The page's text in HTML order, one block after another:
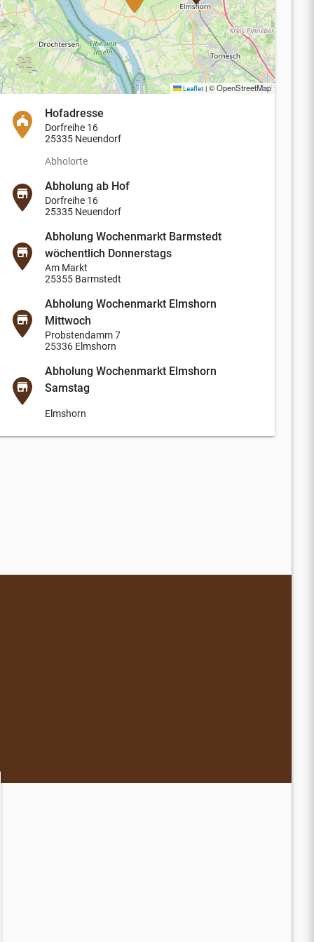
Leaflet | © OpenStreetMap
Hofadresse
Dorfreihe 16
25335 Neuendorf
Abholorte
Abholung ab Hof
Dorfreihe 16
25335 Neuendorf
Abholung Wochenmarkt Barmstedt
wöchentlich Donnerstags
Am Markt
25355 Barmstedt
Abholung Wochenmarkt Elmshorn
Mittwoch
Probstendamm 7
25336 Elmshorn
Abholung Wochenmarkt Elmshorn
Samstag
Elmshorn